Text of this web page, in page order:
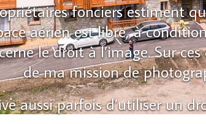
fonciers estiment
aérien est libre, à
le droit à l’image. Sur
de ma mission de
aussi parfois d’utiliser un